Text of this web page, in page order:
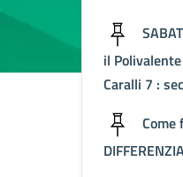
il
Caralli 7 :
Come